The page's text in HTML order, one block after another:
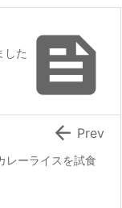

した
レーライスを試食
 Prev